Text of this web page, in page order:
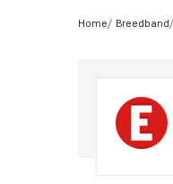
Home Breedband